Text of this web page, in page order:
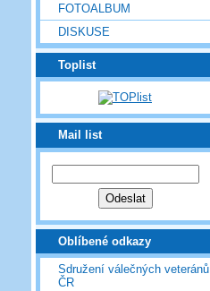
FOTOALBUM
DISKUSE
Toplist
Mail list
Oblíbené odkazy
Sdružení válečných veteránů
ČR